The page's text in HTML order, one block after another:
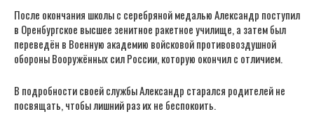
После окончания школы с серебряной медалью Александр поступил
в Оренбургское высшее зенитное ракетное училище, а затем был
переведён в Военную академию войсковой противовоздушной
обороны Вооружённых сил России, которую окончил с отличием.
В подробности своей службы Александр старался родителей не
посвящать, чтобы лишний раз их не беспокоить.